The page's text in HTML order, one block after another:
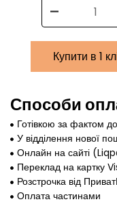
-
Купити в 1
Способи
Готівкою за фактом
У відділення нової
Онлайн на сайті
Переклад на картку
Розстрочка від
Оплата частинами